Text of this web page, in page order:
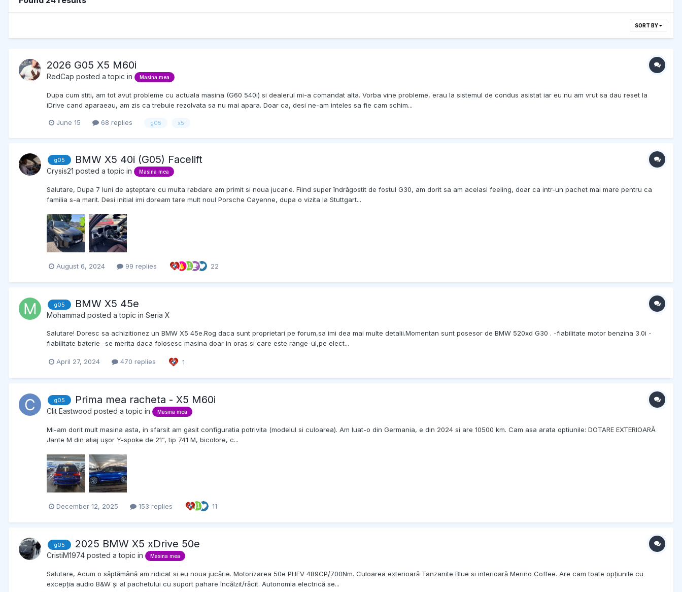
SORT BY
2026 G05 X5 M60i
RedCap posted a topic in Masina mea
Dupa cum stiti, am tot avut probleme cu actuala masina (G60 540i) si dealerul mi-a comandat alta. Vorba vine probleme, erau la sistemul de condus asistat iar eu nu am vrut sa dau reset la
iDrive cand aparaeau, am zis ca trebuie rezolvata sa nu mai apara. Doar ca, desi ne-am inteles sa fie cam schim...
June 15 68 replies g05 x5
g05 BMW X5 40i (G05) Facelift
Crysis21 posted a topic in Masina mea
Salutare, Dupa 7 luni de așteptare cu multa rabdare am primit si noua jucarie. Fiind super îndrăgostit de fostul G30, am dorit sa am acelasi feeling, doar ca intr-un pachet mai mare pentru ca
familia s-a marit. Desi initial imi doream tare mult noul Porsche Cayenne, dupa o vizita la Stuttgart...
August 6, 2024 99 replies 22
g05 BMW X5 45e
Mohammad posted a topic in Seria X
Salutare! Doresc sa achizitionez un BMW X5 45e.Rog daca sunt proprietari pe forum,sa imi dea mai multe detalii.Momentan sunt posesor de BMW 520xd G30 . -fiabilitate motor benzina 3.0i -
fiabilitate baterie -se merita daca folosesc masina doar in oras si care este range-ul,pe elect...
April 27, 2024 470 replies 1
g05 Prima mea racheta - X5 M60i
Clit Eastwood posted a topic in Masina mea
Mi-am dorit mult masina asta, in sfarsit am gasit configuratia potrivita (modelul si culoarea). Am luat-o din Germania, e din 2024 si are 10500 km. Cam asa arata optiunile: DOTARE EXTERIOARĂ
Jante M din aliaj uşor Y-spoke de 21”, tip 741 M, bicolore, c...
December 12, 2025 153 replies 11
g05 2025 BMW X5 xDrive 50e
CristiM1974 posted a topic in Masina mea
Salutare, Acum o săptămână am ridicat si eu noua jucărie. Motorizarea 50e PHEV 489CP/700Nm. Culoarea exterioară Tanzanite Blue si interioară Merino Coffee. Are cam toate opțiunile cu
excepția audio B&W și al pachetului cu suport pahare încălzit/răcit. Autonomia electrică se...